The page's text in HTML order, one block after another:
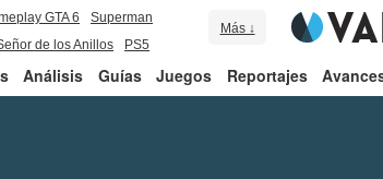
GTA 6
Superman
de los Anillos
PS5
Más ↓
Análisis Guías Juegos Reportajes